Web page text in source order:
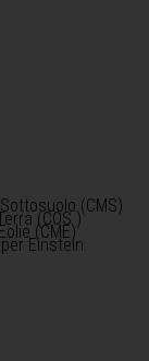
(CMS)
(COS )
(CME)
Einstein